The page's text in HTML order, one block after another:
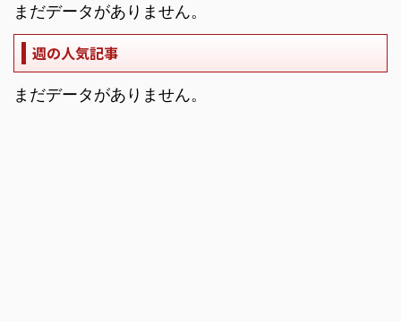
まだデータがありません。
週の人気記事
まだデータがありません。